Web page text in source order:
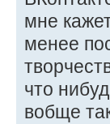
мне
менее
что
вобще